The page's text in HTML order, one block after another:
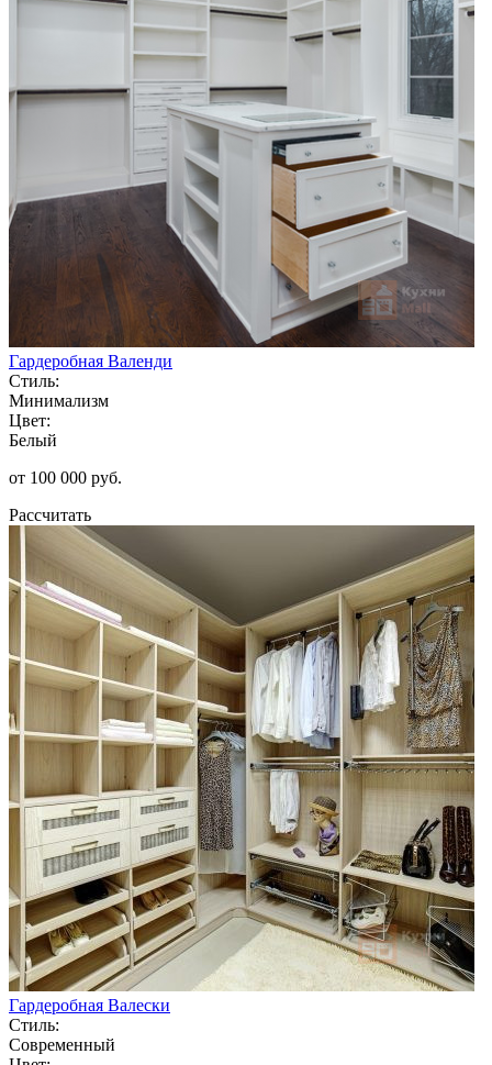
Гардеробная Валенди
Стиль:
Минимализм
Цвет:
Белый
от 100 000 руб.
Рассчитать
Гардеробная Валески
Стиль:
Современный